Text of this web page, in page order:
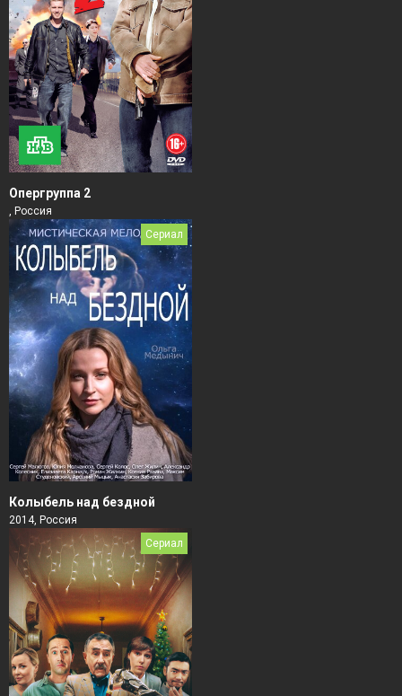
Опергруппа 2
, Россия
Сериал
Колыбель над бездной
2014, Россия
Сериал